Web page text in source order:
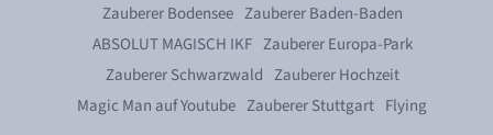
Zauberer Bodensee Zauberer Baden-Baden
ABSOLUT MAGISCH IKF Zauberer Europa-Park
Zauberer Schwarzwald Zauberer Hochzeit
Magic Man auf Youtube Zauberer Stuttgart Flying